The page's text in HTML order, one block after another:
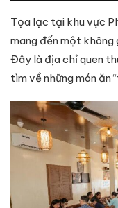
Tọa lạc tại khu vực
mang đến một không
Đây là địa chỉ quen
tìm về những món ăn